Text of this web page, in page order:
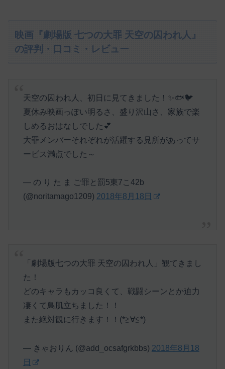
映画『劇場版 七つの大罪 天空の囚われ人』
の評判・口コミ・レビュー
天空の囚われ人、初日に見てきました！✨🐟🐦
夏休み映画っぽい明るさ、盛り沢山さ、家族で楽
しめるおはなしでした💕
大罪メンバーそれぞれが活躍する見所があってサ
ービス満点でした～
— の り た ま ご罪と罰5東7こ42b
(@noritamago1209) 2018年8月18日
「劇場版七つの大罪 天空の囚われ人」観てきまし
た！
どのキャラもカッコ良くて、戦闘シーンとか迫力
凄くて鳥肌立ちました！！
また絶対観に行きます！！(*≧∀≦*)
— きゃおりん (@add_ocsafgrkbbs) 2018年8月18
日